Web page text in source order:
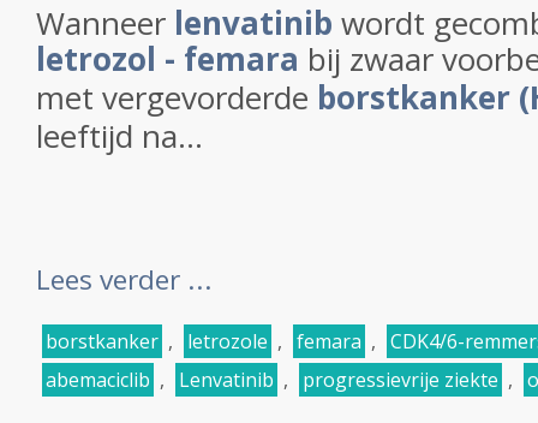
Wanneer lenvatinib wordt
letrozol - femara bij zwaar
met vergevorderde borstkanker
leeftijd na...
Lees verder ...
borstkanker , letrozole , femara , CDK4/6-
abemaciclib , Lenvatinib , progressievrije ziekte ,